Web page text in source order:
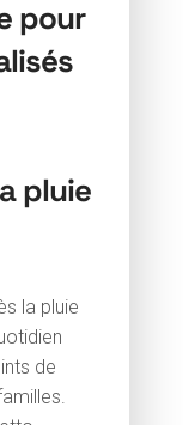
pour
pluie
la pluie
de